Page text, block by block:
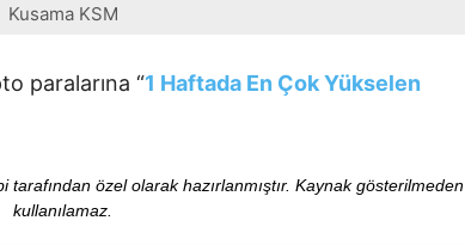
Kusama KSM
paralarına “1 Haftada En Çok Yükselen
özel olarak hazırlanmıştır. Kaynak gösterilmeden
kullanılamaz.